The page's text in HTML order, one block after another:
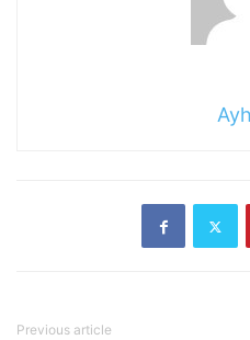
Previous article